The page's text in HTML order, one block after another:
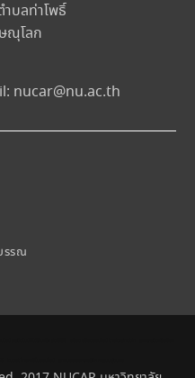
บลท่าโพธิ์
ณุโลก
nucar@nu.ac.th
รรณ